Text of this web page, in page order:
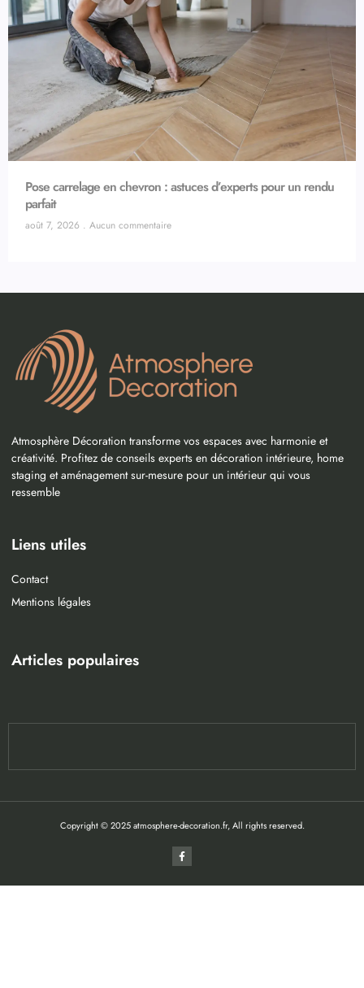
Pose carrelage en chevron : astuces d’experts pour un rendu
parfait
août 7, 2026 Aucun commentaire
Atmosphère Décoration transforme vos espaces avec harmonie et
créativité. Profitez de conseils experts en décoration intérieure, home
staging et aménagement sur-mesure pour un intérieur qui vous
ressemble
Liens utiles
Contact
Mentions légales
Articles populaires
Copyright © 2025 atmosphere-decoration.fr, All rights reserved.